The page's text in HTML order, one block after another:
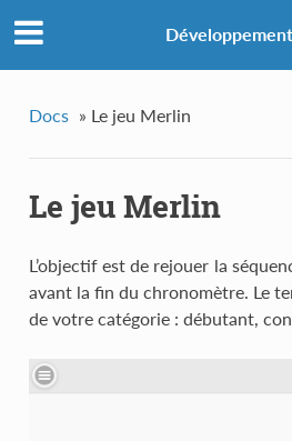
Docs » Le jeu Merlin
Le jeu Merlin
L’objectif est de rejouer la
avant la fin du chronomètre. Le
de votre catégorie : débutant,